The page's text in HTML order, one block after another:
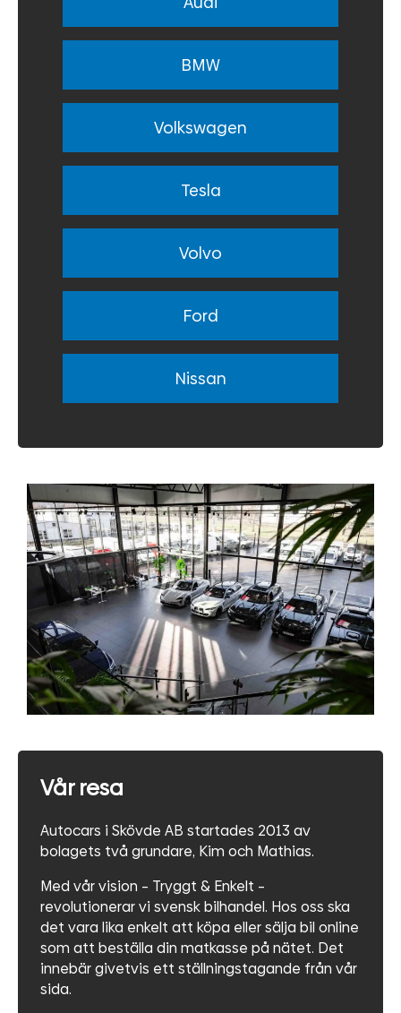
BMW
Volkswagen
Tesla
Volvo
Ford
Nissan
Vår resa
Autocars i Skövde AB startades 2013 av
bolagets två grundare, Kim och Mathias.
Med vår vision – Tryggt & Enkelt –
revolutionerar vi svensk bilhandel. Hos oss ska
det vara lika enkelt att köpa eller sälja bil online
som att beställa din matkasse på nätet. Det
innebär givetvis ett ställningstagande från vår
sida.